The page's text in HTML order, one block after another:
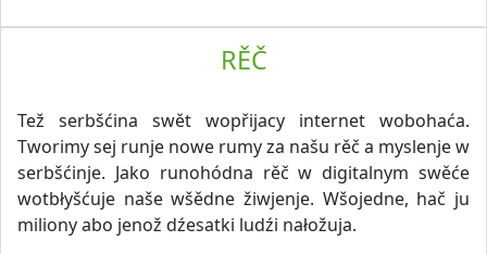
RĚČ
Tež serbšćina swět wopřijacy internet wobohaća.
Tworimy sej runje nowe rumy za našu rěč a myslenje w
serbšćinje. Jako runohódna rěč w digitalnym swěće
wotbłyšćuje naše wšědne žiwjenje. Wšojedne, hač ju
miliony abo jenož dźesatki ludźi nałožuja.